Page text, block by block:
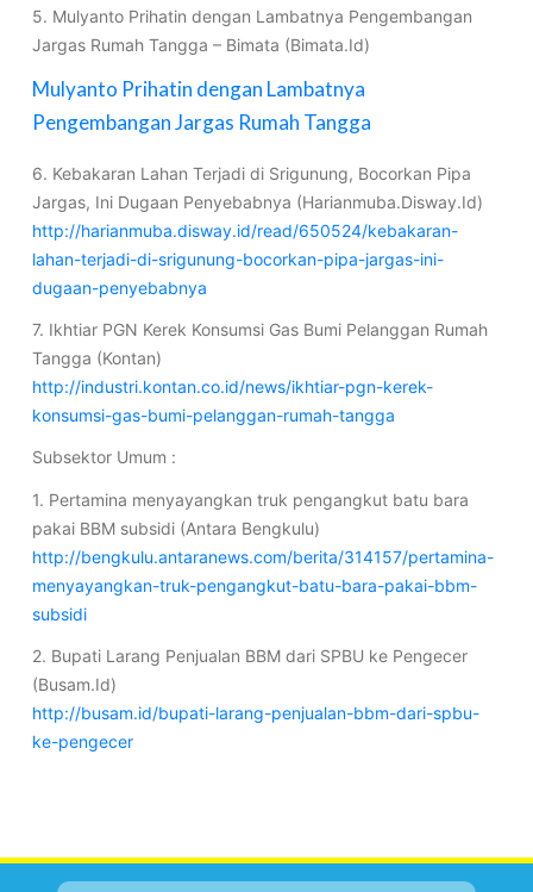
5. Mulyanto Prihatin dengan Lambatnya Pengembangan
Jargas Rumah Tangga – Bimata (Bimata.Id)
Mulyanto Prihatin dengan Lambatnya
Pengembangan Jargas Rumah Tangga
6. Kebakaran Lahan Terjadi di Srigunung, Bocorkan Pipa
Jargas, Ini Dugaan Penyebabnya (Harianmuba.Disway.Id)
http://harianmuba.disway.id/read/650524/kebakaran-
lahan-terjadi-di-srigunung-bocorkan-pipa-jargas-ini-
dugaan-penyebabnya
7. Ikhtiar PGN Kerek Konsumsi Gas Bumi Pelanggan Rumah
Tangga (Kontan)
http://industri.kontan.co.id/news/ikhtiar-pgn-kerek-
konsumsi-gas-bumi-pelanggan-rumah-tangga
Subsektor Umum :
1. Pertamina menyayangkan truk pengangkut batu bara
pakai BBM subsidi (Antara Bengkulu)
http://bengkulu.antaranews.com/berita/314157/pertamina-
menyayangkan-truk-pengangkut-batu-bara-pakai-bbm-
subsidi
2. Bupati Larang Penjualan BBM dari SPBU ke Pengecer
(Busam.Id)
http://busam.id/bupati-larang-penjualan-bbm-dari-spbu-
ke-pengecer